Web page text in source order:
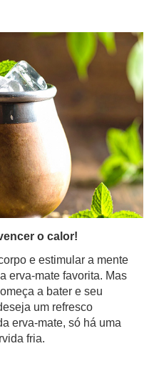
o calor!
e estimular a mente
erva-mate favorita. Mas
a bater e seu
um refresco
erva-mate, só há uma
fria.